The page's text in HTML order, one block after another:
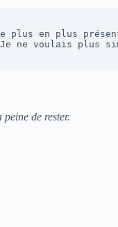
plus en plus
ne voulais plus
de rester.